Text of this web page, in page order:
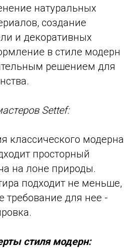
натуральных
создание
и декоративных
в стиле модерн
решением для
Settef:
классического модерна
просторный
на лоне природы.
подходит не меньше,
требование для нее -
стиля модерн: